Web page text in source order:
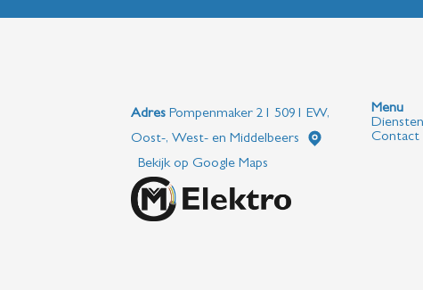
Adres Pompenmaker 21 5091 EW,
Oost-, West- en Middelbeers
Bekijk op Google Maps
Diensten
Contact